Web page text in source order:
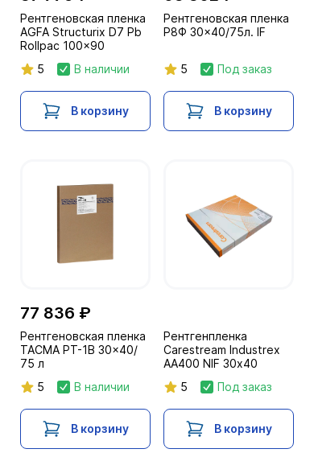
Рентгеновская пленка
AGFA Structurix D7 Pb
Rollpac 100x90
5
В наличии
В корзину
Рентгеновская пленка
Р8Ф 30x40/75л. IF
5 Под заказ
В корзину
77 836 ₽
Рентгеновская пленка
ТАСМА РТ-1В 30x40/
75 л
5
В наличии
В корзину
Рентгенпленка
Carestream Industrex
AA400 NIF 30х40
5
Под заказ
В корзину